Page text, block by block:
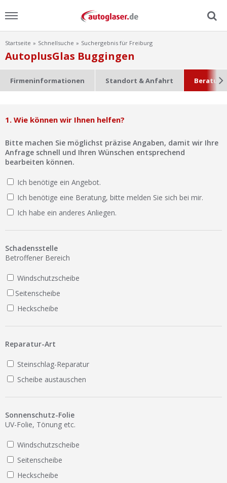
Menu
Home
Ratgeber
Scheibensuche
FAQ
Lexikon
Ist Ihre Werkstatt schon dabei?
Startseite Schnellsuche Suchergebnis für Freiburg
AutoplusGlas Buggingen
Firmeninformationen Standort & Anfahrt
1. Wie können wir Ihnen helfen?
Bitte machen Sie möglichst präzise Angaben, damit wir Ihre
Anfrage schnell und Ihren Wünschen entsprechend
bearbeiten können.
Ich benötige ein Angebot.
Ich benötige eine Beratung, bitte melden Sie sich bei mir.
Ich habe ein anderes Anliegen.
Schadensstelle
Betroffener Bereich
Windschutzscheibe
Seitenscheibe
Heckscheibe
Reparatur-Art
Steinschlag-Reparatur
Scheibe austauschen
Sonnenschutz-Folie
UV-Folie, Tönung etc.
Windschutzscheibe
Seitenscheibe
Heckscheibe